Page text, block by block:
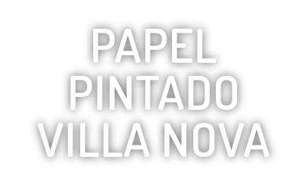
PAPEL
PINTADO
VILLA NOVA